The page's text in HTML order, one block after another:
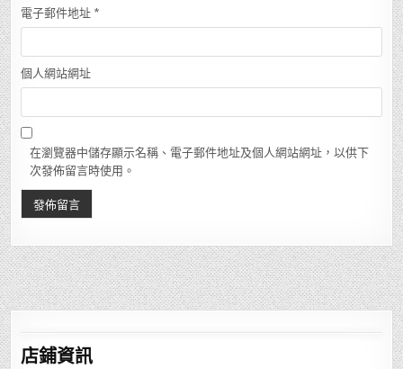
電子郵件地址 *
個人網站網址
在瀏覽器中儲存顯示名稱、電子郵件地址及個人網站網址，以供下
次發佈留言時使用。
店鋪資訊